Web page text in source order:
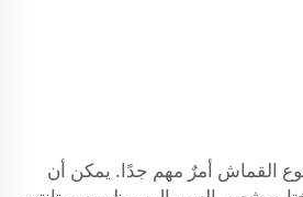
القماش أمرٌ مهم جدًا. يمكن أن